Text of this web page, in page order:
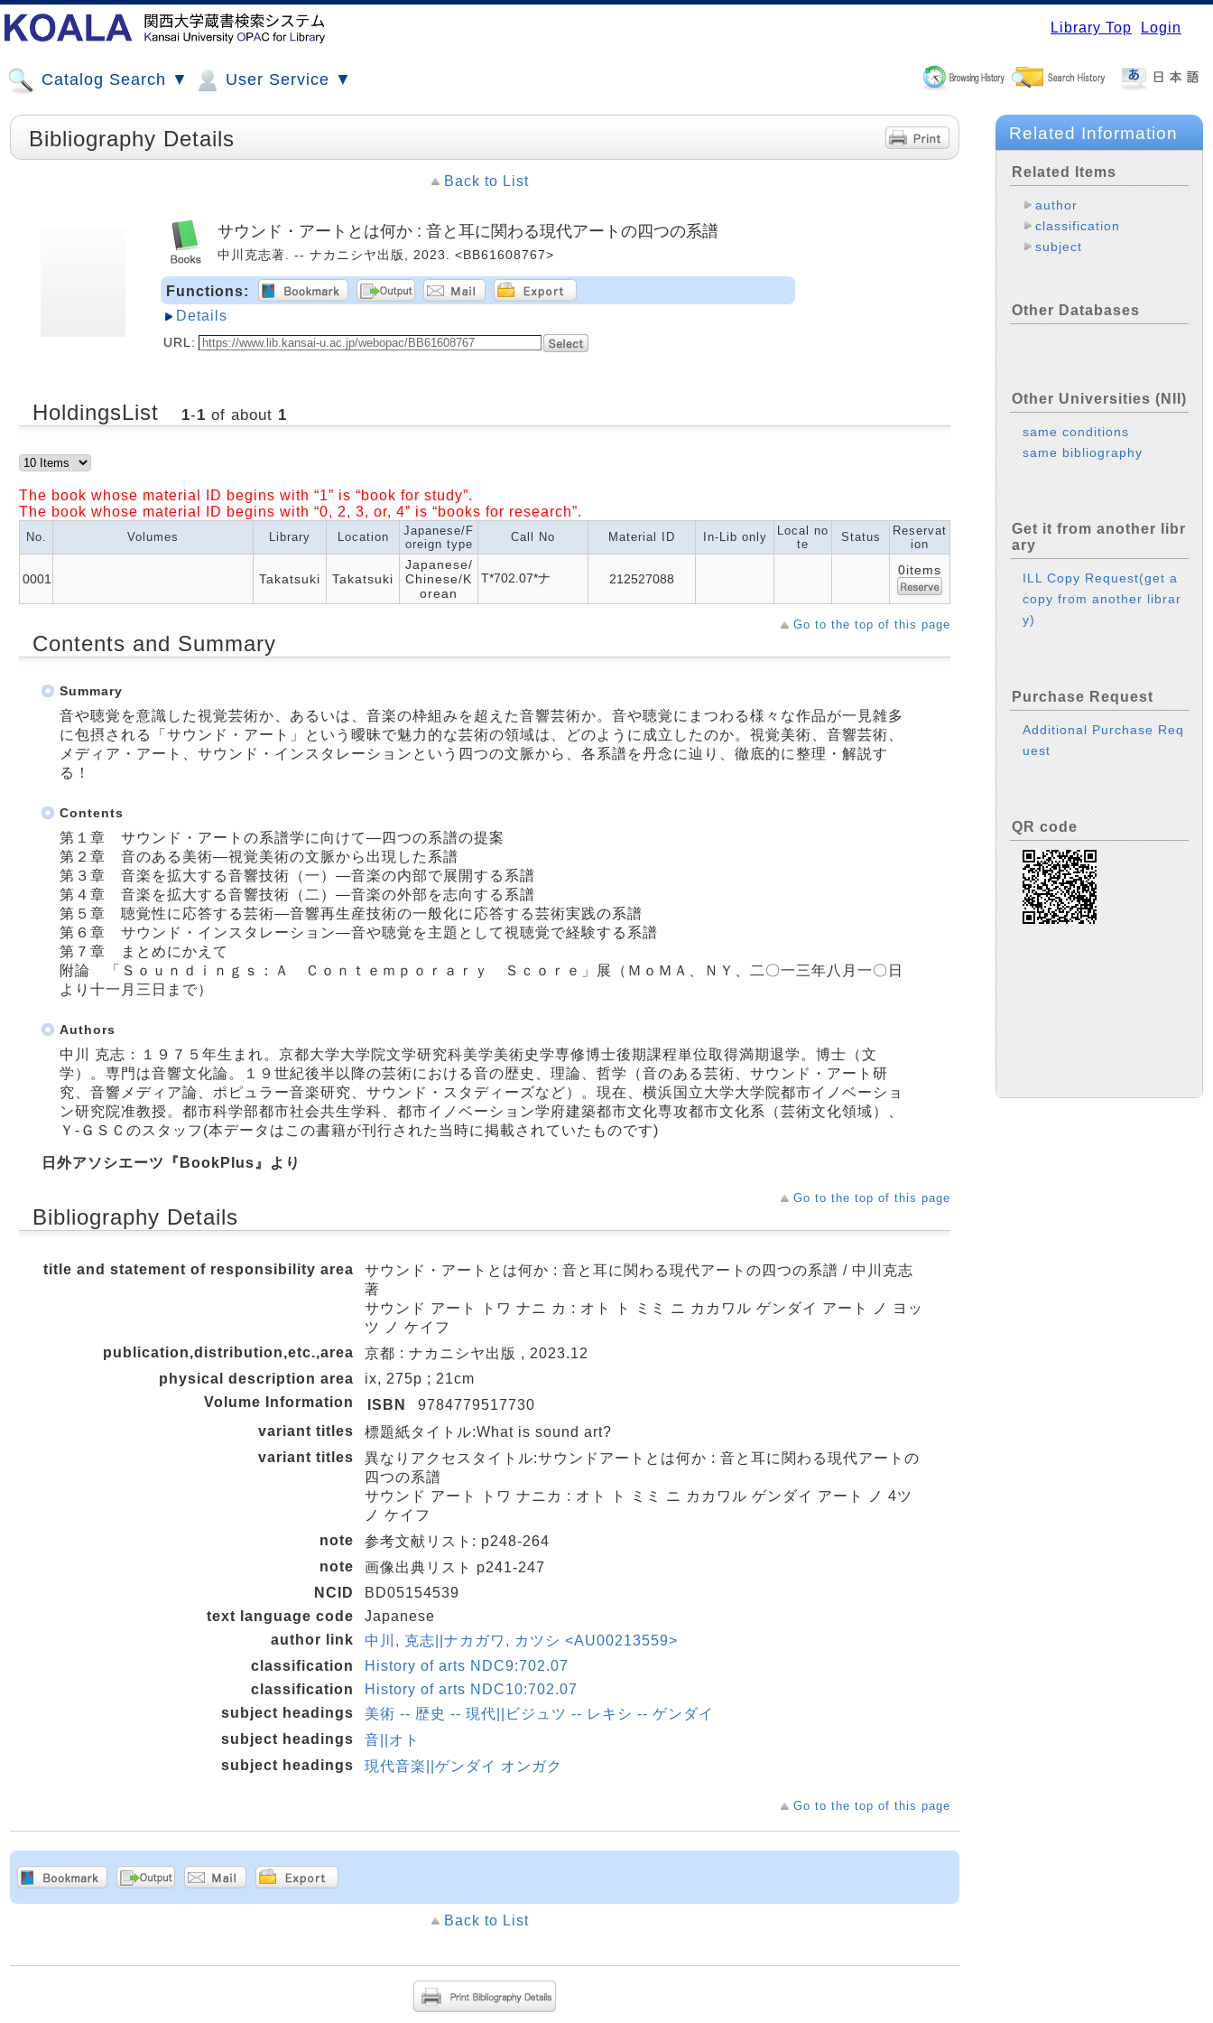
Library Top Login
Catalog Search ▼ User Service ▼
Bibliography Details
Back to List
サウンド・アートとは何か : 音と耳に関わる現代アートの四つの系譜
中川克志著. -- ナカニシヤ出版, 2023. <BB61608767>
Functions:
Details
URL:
HoldingsList 1-1 of about 1
The book whose material ID begins with “1” is “book for study”.
The book whose material ID begins with “0, 2, 3, or, 4” is “books for research”.
No. Volumes Library Location
Japanese/F
oreign type
Call No Material ID In-Lib only
Local no
te
Status
Reservat
ion
0001 Takatsuki Takatsuki
Japanese/
Chinese/K
orean
T*702.07*ナ 212527088
0items
Go to the top of this page
Contents and Summary
Summary
音や聴覚を意識した視覚芸術か、あるいは、音楽の枠組みを超えた音響芸術か。音や聴覚にまつわる様々な作品が一見雑多
に包摂される「サウンド・アート」という曖昧で魅力的な芸術の領域は、どのように成立したのか。視覚美術、音響芸術、
メディア・アート、サウンド・インスタレーションという四つの文脈から、各系譜を丹念に辿り、徹底的に整理・解説す
る！
Contents
第１章 サウンド・アートの系譜学に向けて―四つの系譜の提案
第２章 音のある美術―視覚美術の文脈から出現した系譜
第３章 音楽を拡大する音響技術（一）―音楽の内部で展開する系譜
第４章 音楽を拡大する音響技術（二）―音楽の外部を志向する系譜
第５章 聴覚性に応答する芸術―音響再生産技術の一般化に応答する芸術実践の系譜
第６章 サウンド・インスタレーション―音や聴覚を主題として視聴覚で経験する系譜
第７章 まとめにかえて
附論 「Ｓｏｕｎｄｉｎｇｓ：Ａ Ｃｏｎｔｅｍｐｏｒａｒｙ Ｓｃｏｒｅ」展（ＭｏＭＡ、ＮＹ、二〇一三年八月一〇日
より十一月三日まで）
Authors
中川 克志：１９７５年生まれ。京都大学大学院文学研究科美学美術史学専修博士後期課程単位取得満期退学。博士（文
学）。専門は音響文化論。１９世紀後半以降の芸術における音の歴史、理論、哲学（音のある芸術、サウンド・アート研
究、音響メディア論、ポピュラー音楽研究、サウンド・スタディーズなど）。現在、横浜国立大学大学院都市イノベーショ
ン研究院准教授。都市科学部都市社会共生学科、都市イノベーション学府建築都市文化専攻都市文化系（芸術文化領域）、
Ｙ‐ＧＳＣのスタッフ(本データはこの書籍が刊行された当時に掲載されていたものです)
日外アソシエーツ『BookPlus』より
Go to the top of this page
Bibliography Details
title and statement of responsibility area
サウンド・アートとは何か : 音と耳に関わる現代アートの四つの系譜 / 中川克志
著
サウンド アート トワ ナニ カ : オト ト ミミ ニ カカワル ゲンダイ アート ノ ヨッ
ツ ノ ケイフ
publication,distribution,etc.,area
京都 : ナカニシヤ出版 , 2023.12
physical description area
ix, 275p ; 21cm
Volume Information
ISBN
9784779517730
variant titles
標題紙タイトル:What is sound art?
variant titles
異なりアクセスタイトル:サウンドアートとは何か : 音と耳に関わる現代アートの
四つの系譜
サウンド アート トワ ナニカ : オト ト ミミ ニ カカワル ゲンダイ アート ノ 4ツ
ノ ケイフ
note
参考文献リスト: p248-264
note
画像出典リスト p241-247
NCID
BD05154539
text language code
Japanese
author link
中川, 克志||ナカガワ, カツシ <AU00213559>
classification
History of arts NDC9:702.07
classification
History of arts NDC10:702.07
subject headings
美術 -- 歴史 -- 現代||ビジュツ -- レキシ -- ゲンダイ
subject headings
音||オト
subject headings
現代音楽||ゲンダイ オンガク
Go to the top of this page
Back to List
Related Information
Related Items
author
classification
subject
Other Databases
Other Universities (NII)
same conditions
same bibliography
Get it from another libr
ary
ILL Copy Request(get a
copy from another librar
y)
Purchase Request
Additional Purchase Req
uest
QR code